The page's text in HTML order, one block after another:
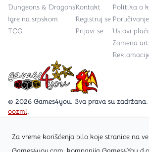
Za vreme korišćenja bilo koje stranice na
Games4you logo
© 2026 Games4you. Sva prava su
oozmi.
Posetite Facebook stranicu /
Dungeons & Dragons
Igre na srpskom
TCG
Kontakt
Registruj se
Prijavi se
Politika o
Uslovi
Zamena